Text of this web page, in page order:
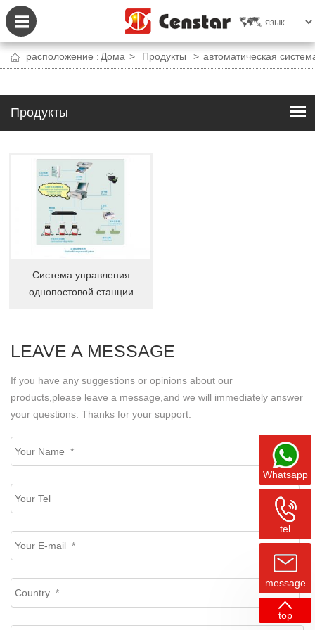
расположение : Дома > Продукты > автоматическая
Продукты
Система управления
однопостовой станции
LEAVE A MESSAGE
If you have any suggestions or opinions about our
products,please leave a message,and we will immediately answer
your questions. Thanks for your support.
Whatsapp
tel
message
top